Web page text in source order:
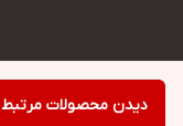
دیدن محصولات مرتبط